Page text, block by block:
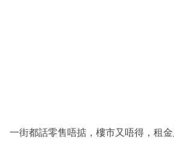
區
一街都話零售唔掂，樓市又唔得，租金